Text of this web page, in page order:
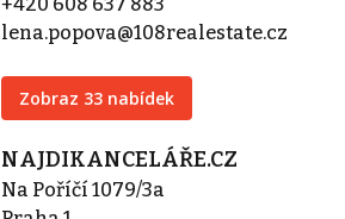
lena.popova@108realestate.cz
Zobraz 33 nabídek
NAJDIKANCELÁŘE.CZ
Na Poříčí 1079/3a